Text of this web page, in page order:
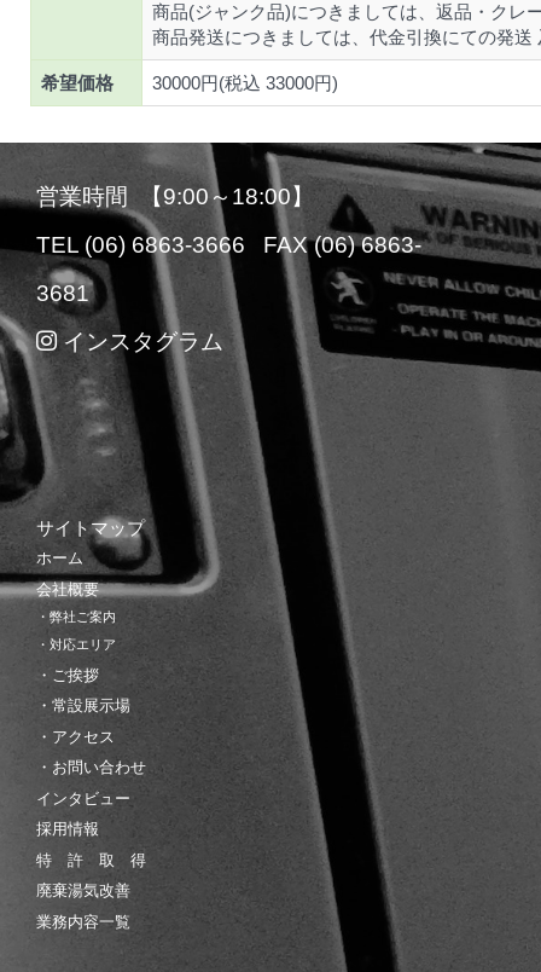
商品(ジャンク品)につきましては、返品・クレ
商品発送につきましては、代金引換にての発
希望価格 30000円(税込 33000円)
営業時間 【9:00～18:00】
TEL (06) 6863-3666 FAX (06) 6863-
3681
インスタグラム
サイトマップ
ホーム
会社概要
・弊社ご案内
・対応エリア
・ご挨拶
・常設展示場
・アクセス
・お問い合わせ
インタビュー
採用情報
特 許 取 得
廃棄湯気改善
業務内容一覧